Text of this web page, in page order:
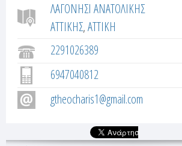
ΛΑΓΟΝΗΣΙ ΑΝΑΤΟΛΙΚΗΣ
ΑΤΤΙΚΗΣ ΑΤΤΙΚΗ
2291026389
6947040812
gtheocharis1@gmail.com